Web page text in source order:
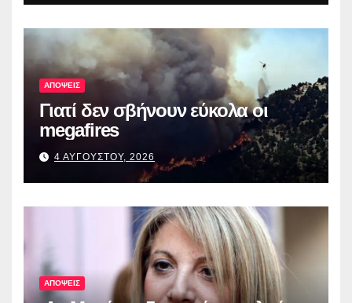
ΑΠΟΨΕΙΣ
Γιατί δεν σβήνουν εύκολα οι
megafires
4 ΑΥΓΟΥΣΤΟΥ, 2026
ΑΠΟΨΕΙΣ